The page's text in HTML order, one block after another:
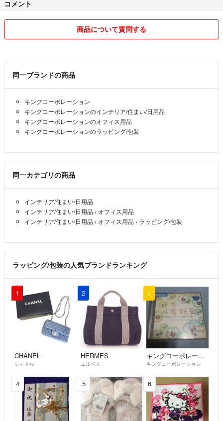
#50枚
コメント
商品について質問する
同一ブランドの商品
キングコーポレーション
キングコーポレーションのインテリア/住まい/日用品
キングコーポレーションのオフィス用品
キングコーポレーションのラッピング/包装
同一カテゴリの商品
インテリア/住まい/日用品
インテリア/住まい/日用品 › オフィス用品
インテリア/住まい/日用品 › オフィス用品 › ラッピング/包装
ラッピング/包装の人気ブランドランキング
1
CHANEL
シャネル
2
HERMES
エルメス
3
キングコーポレーション
キングコーポレーション
4 5 6